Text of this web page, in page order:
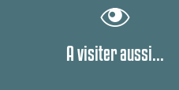
A visiter aussi...